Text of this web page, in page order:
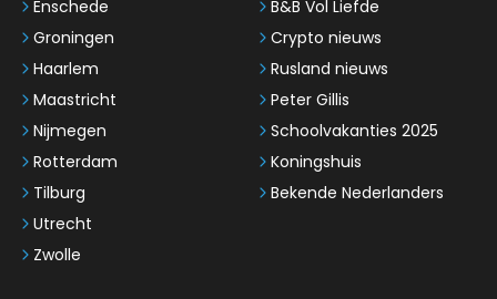
Enschede
Groningen
Haarlem
Maastricht
Nijmegen
Rotterdam
Tilburg
Utrecht
Zwolle
B&B Vol Liefde
Crypto nieuws
Rusland nieuws
Peter Gillis
Schoolvakanties 2025
Koningshuis
Bekende Nederlanders